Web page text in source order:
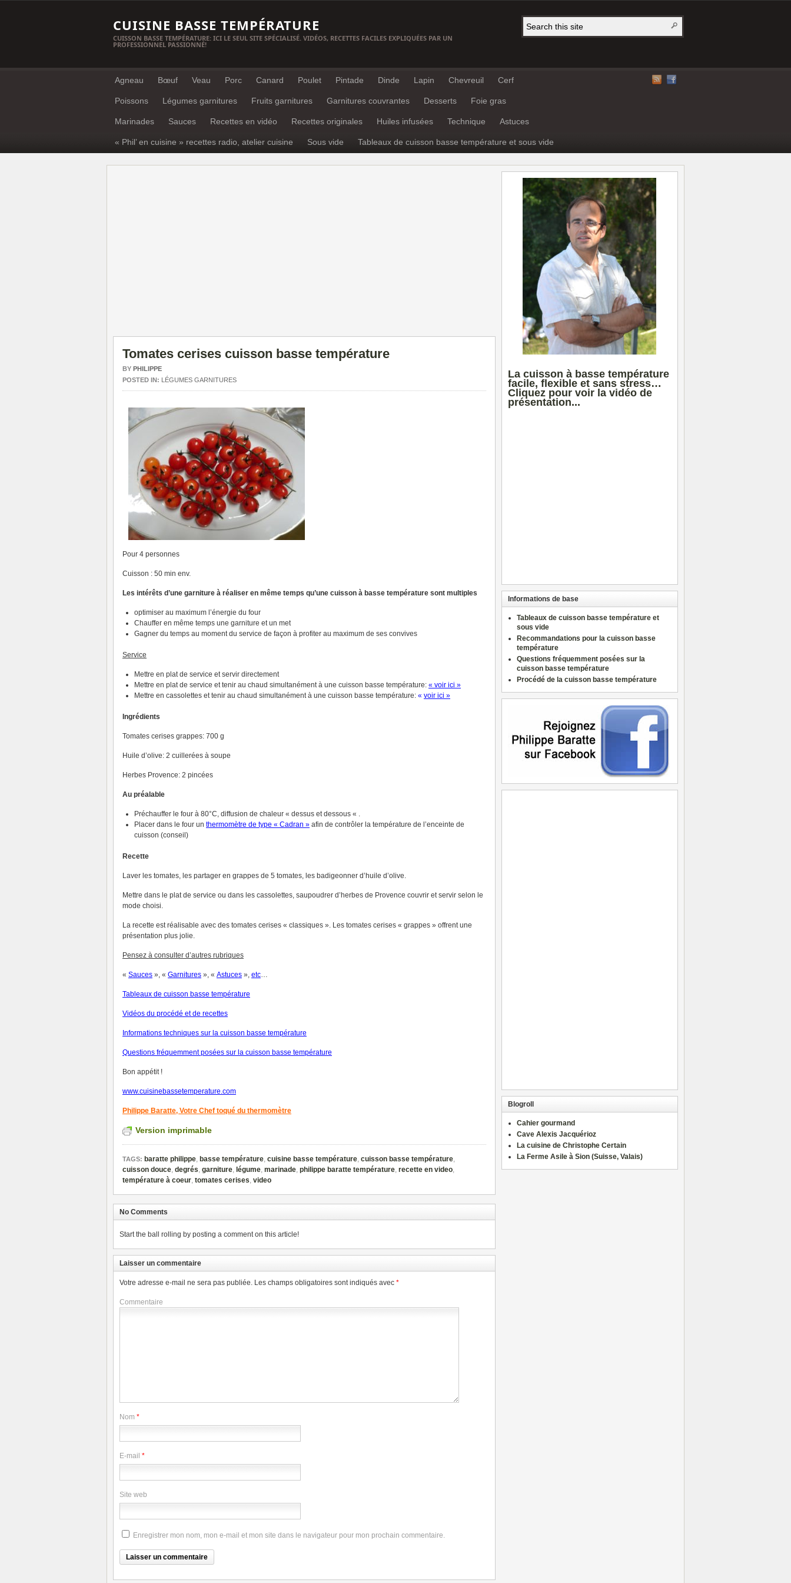
CUISINE BASSE TEMPÉRATURE
CUISSON BASSE TEMPÉRATURE: ICI LE SEUL SITE SPÉCIALISÉ. VIDÉOS, RECETTES FACILES EXPLIQUÉES PAR UN
PROFESSIONNEL PASSIONNÉ!
Agneau Bœuf Veau Porc Canard Poulet Pintade Dinde Lapin Chevreuil Cerf
Poissons Légumes garnitures Fruits garnitures Garnitures couvrantes Desserts Foie gras
Marinades Sauces Recettes en vidéo Recettes originales Huiles infusées Technique Astuces
« Phil’ en cuisine » recettes radio, atelier cuisine Sous vide Tableaux de cuisson basse température et sous vide
Tomates cerises cuisson basse température
BY PHILIPPE
POSTED IN: LÉGUMES GARNITURES
Pour 4 personnes
Cuisson : 50 min env.
Les intérêts d’une garniture à réaliser en même temps qu’une cuisson à basse température sont multiples
optimiser au maximum l’énergie du four
Chauffer en même temps une garniture et un met
Gagner du temps au moment du service de façon à profiter au maximum de ses convives
Service
Mettre en plat de service et servir directement
Mettre en plat de service et tenir au chaud simultanément à une cuisson basse température: « voir ici »
Mettre en cassolettes et tenir au chaud simultanément à une cuisson basse température: « voir ici »
Ingrédients
Tomates cerises grappes: 700 g
Huile d’olive: 2 cuillerées à soupe
Herbes Provence: 2 pincées
Au préalable
Préchauffer le four à 80°C, diffusion de chaleur « dessus et dessous « .
Placer dans le four un thermomètre de type « Cadran » afin de contrôler la température de l’enceinte de
cuisson (conseil)
Recette
Laver les tomates, les partager en grappes de 5 tomates, les badigeonner d’huile d’olive.
Mettre dans le plat de service ou dans les cassolettes, saupoudrer d’herbes de Provence couvrir et servir selon le
mode choisi.
La recette est réalisable avec des tomates cerises « classiques ». Les tomates cerises « grappes » offrent une
présentation plus jolie.
Pensez à consulter d’autres rubriques
« Sauces », « Garnitures », « Astuces », etc…
Tableaux de cuisson basse température
Vidéos du procédé et de recettes
Informations techniques sur la cuisson basse température
Questions fréquemment posées sur la cuisson basse température
Bon appétit !
www.cuisinebassetemperature.com
Philippe Baratte, Votre Chef toqué du thermomètre
Version imprimable
TAGS: baratte philippe, basse température, cuisine basse température, cuisson basse température,
cuisson douce, degrés, garniture, légume, marinade, philippe baratte température, recette en video,
température à coeur, tomates cerises, video
No Comments
Start the ball rolling by posting a comment on this article!
Laisser un commentaire
Votre adresse e-mail ne sera pas publiée. Les champs obligatoires sont indiqués avec *
Commentaire
Nom *
E-mail *
Site web
Enregistrer mon nom, mon e-mail et mon site dans le navigateur pour mon prochain commentaire.
La cuisson à basse température
facile, flexible et sans stress…
Cliquez pour voir la vidéo de
présentation...
Informations de base
Tableaux de cuisson basse température et
sous vide
Recommandations pour la cuisson basse
température
Questions fréquemment posées sur la
cuisson basse température
Procédé de la cuisson basse température
Blogroll
Cahier gourmand
Cave Alexis Jacquérioz
La cuisine de Christophe Certain
La Ferme Asile à Sion (Suisse, Valais)